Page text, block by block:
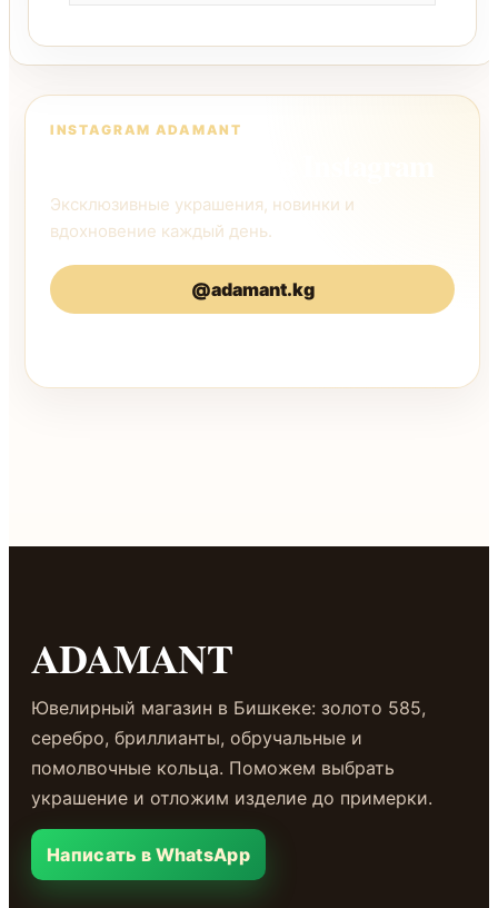
INSTAGRAM ADAMANT
Эксклюзивные украшения, новинки и
вдохновение каждый день.
@adamant.kg
ADAMANT
Ювелирный магазин в Бишкеке: золото 585,
серебро, бриллианты, обручальные и
помолвочные кольца. Поможем выбрать
украшение и отложим изделие до примерки.
Написать в WhatsApp